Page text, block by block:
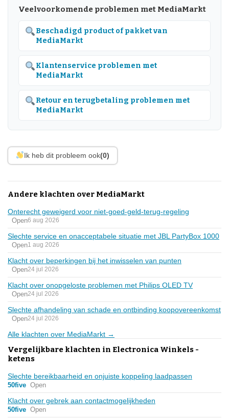
Veelvoorkomende problemen met MediaMarkt
Beschadigd product of pakket van
MediaMarkt
Klantenservice problemen met
MediaMarkt
Retour en terugbetaling problemen met
MediaMarkt
Ik heb dit probleem ook(0)
Andere klachten over MediaMarkt
Onterecht geweigerd voor niet-goed-geld-terug-regeling
Open6 aug 2026
Slechte service en onacceptabele situatie met JBL PartyBox 1000
Open1 aug 2026
Klacht over beperkingen bij het inwisselen van punten
Open24 jul 2026
Klacht over onopgeloste problemen met Philips OLED TV
Open24 jul 2026
Slechte afhandeling van schade en ontbinding koopovereenkomst
Open24 jul 2026
Alle klachten over MediaMarkt →
Vergelijkbare klachten in Electronica Winkels -
ketens
Slechte bereikbaarheid en onjuiste koppeling laadpassen
50five Open
Klacht over gebrek aan contactmogelijkheden
50five Open